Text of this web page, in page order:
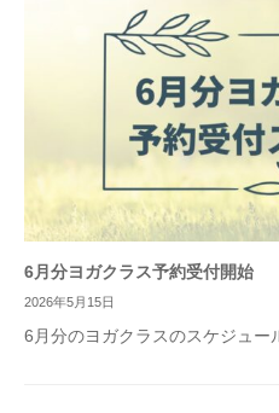
6月分ヨガクラス予約受付開始
2026年5月15日
6月分のヨガクラスのスケジュー